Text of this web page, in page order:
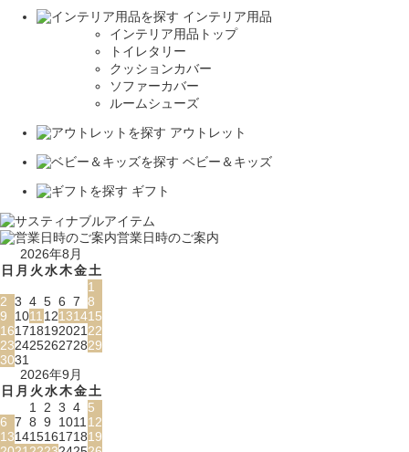
インテリア用品
インテリア用品トップ
トイレタリー
クッションカバー
ソファーカバー
ルームシューズ
アウトレット
ベビー＆キッズ
ギフト
営業日時のご案内
2026年8月
日 月 火水木金土
1
2 3 4 5 6 7 8
9
101112131415
16171819202122
23242526272829
3031
2026年9月
日 月 火水木金土
1 2 3 4 5
6 7 8 9 101112
13141516171819